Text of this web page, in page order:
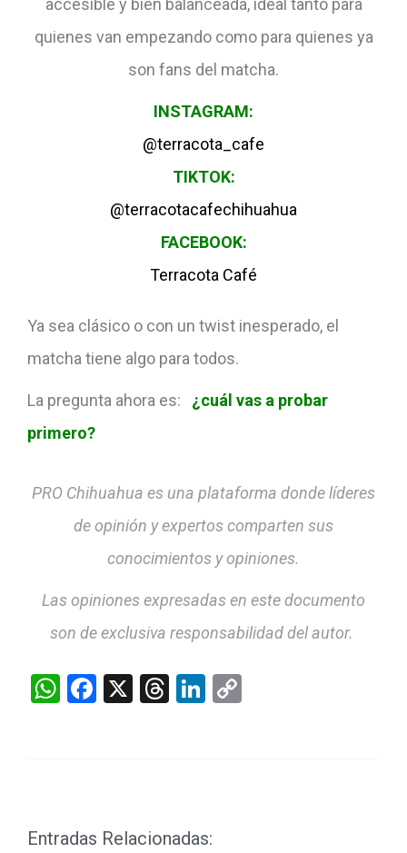
accesible y bien balanceada, ideal tanto para
quienes van empezando como para quienes ya
son fans del matcha.
INSTAGRAM:
@terracota_cafe
TIKTOK:
@terracotacafechihuahua
FACEBOOK:
Terracota Café
Ya sea clásico o con un twist inesperado, el
matcha tiene algo para todos.
La pregunta ahora es: ¿cuál vas a probar
primero?
PRO Chihuahua es una plataforma donde líderes
de opinión y expertos comparten sus
conocimientos y opiniones.
Las opiniones expresadas en este documento
son de exclusiva responsabilidad del autor.
WhatsApp
Facebook
X Threads
LinkedIn
Entradas Relacionadas: